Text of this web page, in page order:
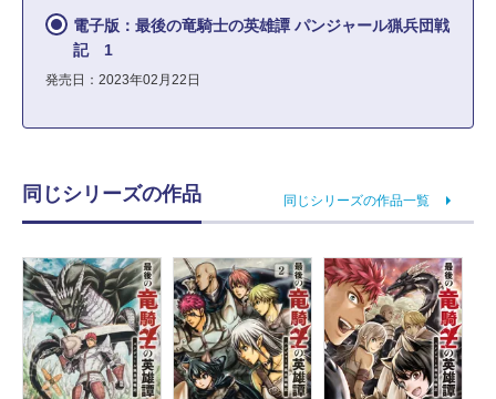
電子版：最後の竜騎士の英雄譚 パンジャール猟兵団戦
記 1
発売日：2023年02月22日
同じシリーズの作品 同じシリーズの作品一覧